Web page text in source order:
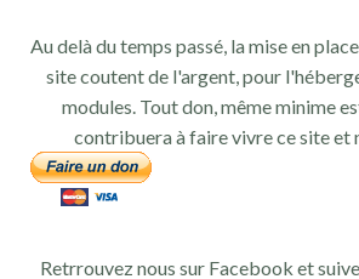
Au delà du temps passé, la mise en
site coutent de l'argent, pour
modules. Tout don, même minime
contribuera à faire vivre ce site et
Retrrouvez nous sur Facebook et